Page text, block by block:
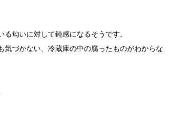
匂いに対して鈍感になるそうです。
気づかない、冷蔵庫の中の腐ったものがわからな